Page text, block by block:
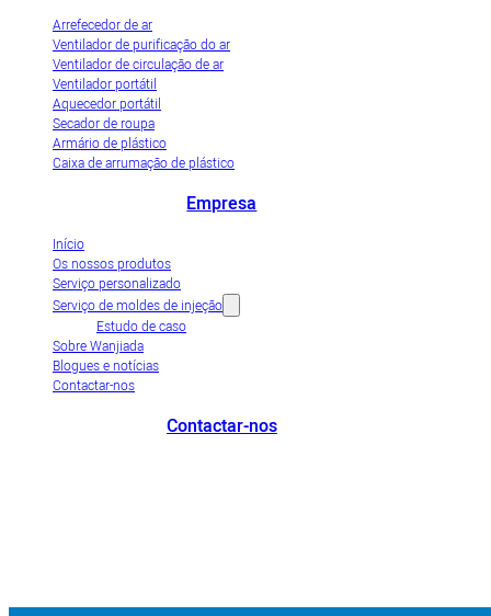
Arrefecedor de ar
Ventilador de purificação do ar
Ventilador de circulação de ar
Ventilador portátil
Aquecedor portátil
Secador de roupa
Armário de plástico
Caixa de arrumação de plástico
Empresa
Início
Os nossos produtos
Serviço personalizado
Serviço de moldes de injeção
Estudo de caso
Sobre Wanjiada
Blogues e notícias
Contactar-nos
Contactar-nos